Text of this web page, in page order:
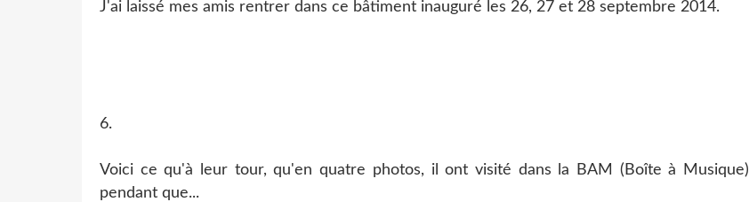
J'ai laissé mes amis rentrer dans ce bâtiment inauguré les 26, 27 et 28 septembre 2014.
6.
Voici ce qu'à leur tour, qu'en quatre photos, il ont visité dans la BAM (Boîte à Musique)
pendant que...